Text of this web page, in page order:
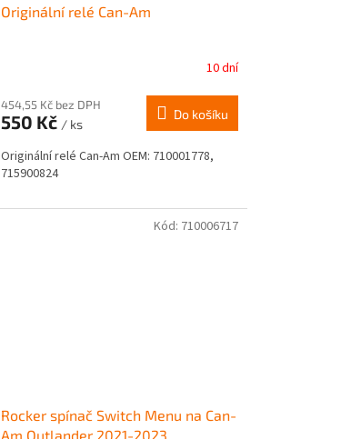
Originální relé Can-Am
produktu
je
z
5
10 dní
454,55 Kč bez DPH
550 Kč / ks
Do košíku
Originální relé Can-Am OEM: 710001778,
715900824
Rocker spínač Switch Menu na Can-
Am Outlander 2021-2023
Kód: 710006717